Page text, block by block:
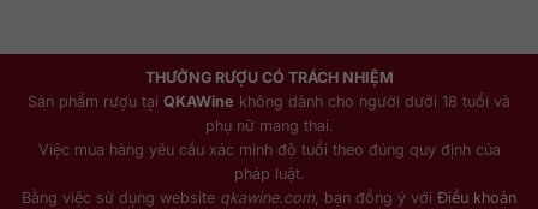
THƯỞNG RƯỢU CÓ TRÁCH NHIỆM
Sản phẩm rượu tại QKAWine không dành cho người dưới 18 tuổi và
phụ nữ mang thai.
Việc mua hàng yêu cầu xác minh độ tuổi theo đúng quy định của
pháp luật.
Bằng việc sử dụng website qkawine.com , bạn đồng ý với Điều khoản